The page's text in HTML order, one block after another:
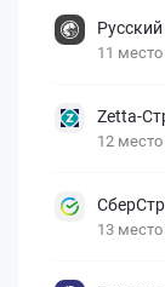
11 место
Zetta-
12 место
13 место